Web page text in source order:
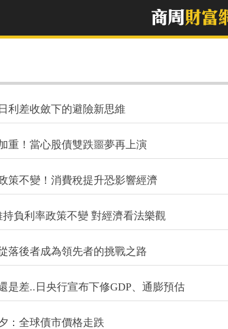
利差收斂下的避險新思維
重！當心股債雙跌噩夢再上演
策不變！消費稅提升恐影響經濟
持負利率政策不變 對經濟看法樂觀
落後者成為領先者的挑戰之路
是差..日央行宣布下修GDP、通膨預估
：全球債市價格走跌